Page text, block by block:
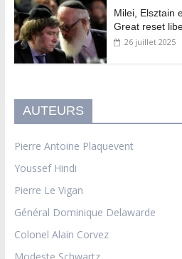
Milei, Elsztain
Great reset
26 juillet 2025
AUTEURS
Pierre Antoine Plaquevent
Youssef Hindi
Pierre Le Vigan
Général Dominique Delawarde
Colonel Alain Corvez